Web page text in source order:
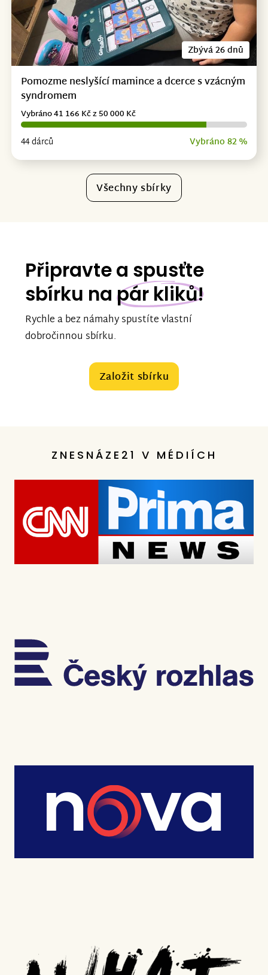
Zbývá 26 dnů
Pomozme neslyšící mamince a dcerce s vzácným
syndromem
44 dárců Vybráno 82 %
Vybráno 41 166 Kč z 50 000 Kč
Všechny sbírky
Připravte a spusťte
sbírku na pár kliků!
Rychle a bez námahy spustíte vlastní
dobročinnou sbírku.
Založit sbírku
ZNESNÁZE21 V MÉDIÍCH